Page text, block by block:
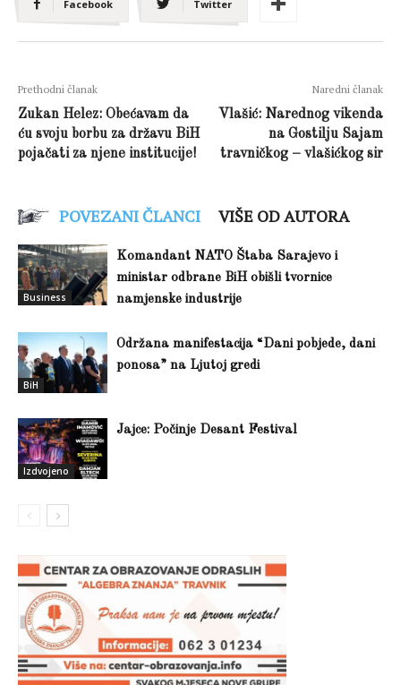
Facebook Twitter
Prethodni članak
Zukan Helez: Obećavam da
ću svoju borbu za državu BiH
pojačati za njene institucije!
Naredni članak
Vlašić: Narednog vikenda
na Gostilju Sajam
travničkog – vlašićkog sir
POVEZANI ČLANCI VIŠE OD AUTORA
Business
Komandant NATO Štaba Sarajevo i
ministar odbrane BiH obišli tvornice
namjenske industrije
BiH
Održana manifestacija “Dani pobjede, dani
ponosa” na Ljutoj gredi
Izdvojeno
Jajce: Počinje Desant Festival